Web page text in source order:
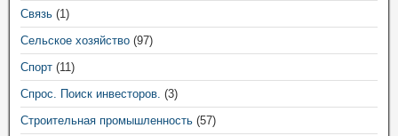
Связь (1)
Сельское хозяйство (97)
Спорт (11)
Спрос. Поиск инвесторов. (3)
Строительная промышленность (57)